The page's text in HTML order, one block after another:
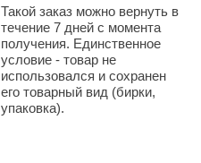
Такой заказ можно вернуть в
течение 7 дней с момента
получения. Единственное
условие - товар не
использовался и сохранен
его товарный вид (бирки,
упаковка).